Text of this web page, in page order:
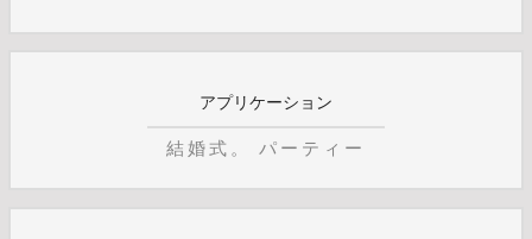
アプリケーション
結婚式。 パーティー